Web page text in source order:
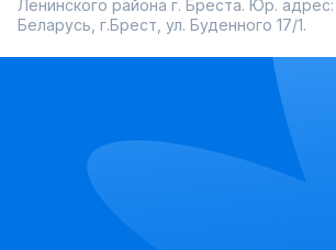
Ленинского района г. Бреста. Юр.
Беларусь, г.Брест, ул. Буденного 17/1.